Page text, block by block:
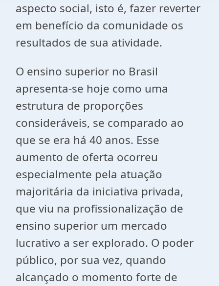
aspecto social, isto é, fazer reverter
em benefício da comunidade os
resultados de sua atividade.
O ensino superior no Brasil
apresenta-se hoje como uma
estrutura de proporções
consideráveis, se comparado ao
que se era há 40 anos. Esse
aumento de oferta ocorreu
especialmente pela atuação
majoritária da iniciativa privada,
que viu na profissionalização de
ensino superior um mercado
lucrativo a ser explorado. O poder
público, por sua vez, quando
alcançado o momento forte de